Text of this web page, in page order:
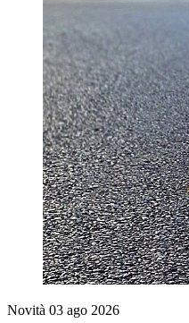
Novità 03 ago 2026